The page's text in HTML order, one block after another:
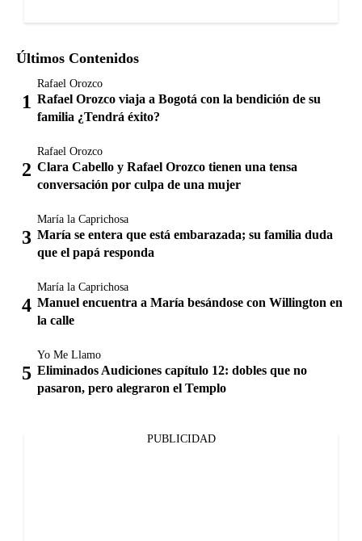
Últimos Contenidos
Rafael Orozco
Rafael Orozco viaja a Bogotá con la bendición de su
familia ¿Tendrá éxito?
Rafael Orozco
Clara Cabello y Rafael Orozco tienen una tensa
conversación por culpa de una mujer
María la Caprichosa
María se entera que está embarazada; su familia duda
que el papá responda
María la Caprichosa
Manuel encuentra a María besándose con Willington en
la calle
Yo Me Llamo
Eliminados Audiciones capítulo 12: dobles que no
pasaron, pero alegraron el Templo
PUBLICIDAD